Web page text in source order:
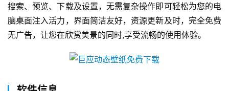
搜索、预览、下载及设置，无需复杂操作即可轻松为您的电
脑桌面注入活力，界面简洁友好，资源更新及时，完全免费
无广告，让您在欣赏美景的同时,享受流畅的使用体验。